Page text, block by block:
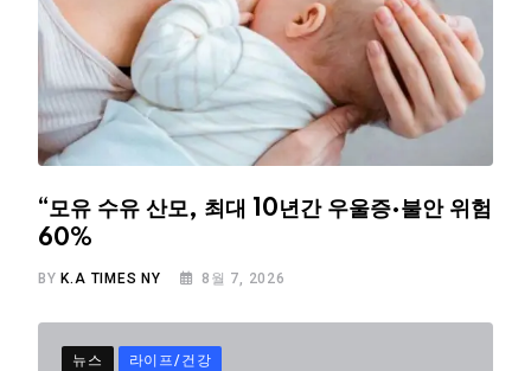
“모유 수유 산모, 최대 10년간 우울증·불안 위험
60%
BY K.A TIMES NY 8월 7, 2026
뉴스 라이프/건강